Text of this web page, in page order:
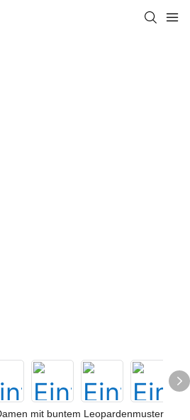
mit buntem Leopardenmuster